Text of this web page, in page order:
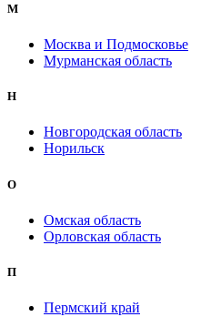
М
Москва и Подмосковье
Мурманская область
Н
Новгородская область
Норильск
О
Омская область
Орловская область
П
Пермский край